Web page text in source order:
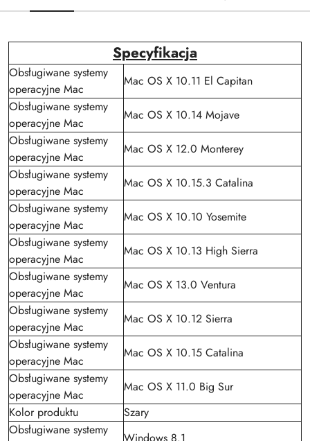
Specyfikacja
Obsługiwane systemy
operacyjne Mac
Mac OS X 10.11 El Capitan
Obsługiwane systemy
operacyjne Mac
Mac OS X 10.14 Mojave
Obsługiwane systemy
operacyjne Mac
Mac OS X 12.0 Monterey
Obsługiwane systemy
operacyjne Mac
Mac OS X 10.15.3 Catalina
Obsługiwane systemy
operacyjne Mac
Mac OS X 10.10 Yosemite
Obsługiwane systemy
operacyjne Mac
Mac OS X 10.13 High Sierra
Obsługiwane systemy
operacyjne Mac
Mac OS X 13.0 Ventura
Obsługiwane systemy
operacyjne Mac
Mac OS X 10.12 Sierra
Obsługiwane systemy
operacyjne Mac
Mac OS X 10.15 Catalina
Obsługiwane systemy
operacyjne Mac
Mac OS X 11.0 Big Sur
Kolor produktu
Szary
Obsługiwane systemy